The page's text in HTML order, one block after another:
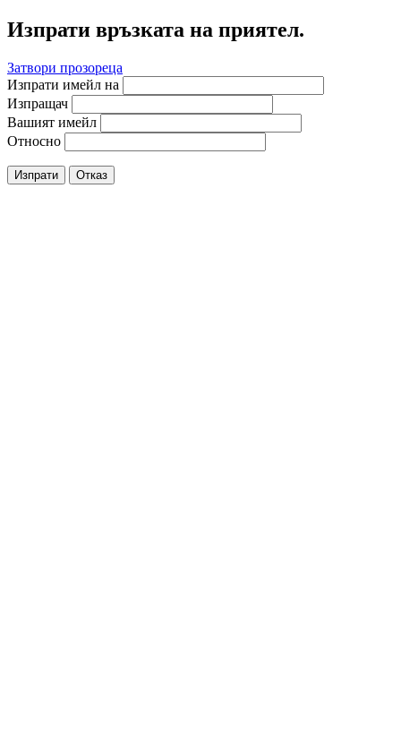
Изпрати връзката на приятел.
Затвори прозореца
Изпрати имейл на
Изпращач
Вашият имейл
Относно
Изпрати Отказ